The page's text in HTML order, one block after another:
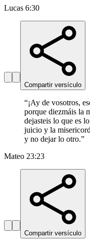
Lucas 6:30
Compartir versículo
“¡Ay de vosotros,
porque diezmáis la
dejasteis lo que es
juicio y la
y no dejar lo otro.”
Mateo 23:23
Compartir versículo